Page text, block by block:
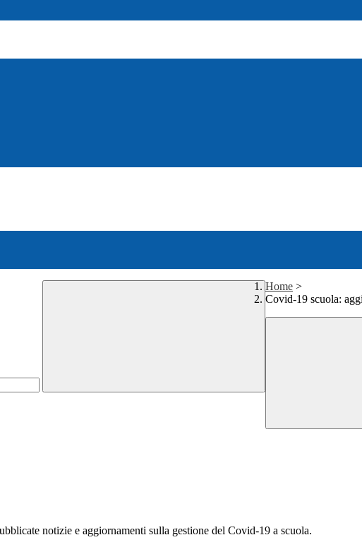
Home >
Covid-19 scuola:
notizie e aggiornamenti sulla gestione del Covid-19 a scuola.